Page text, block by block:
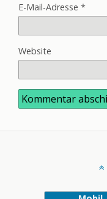
E-Mail-Adresse *
Website